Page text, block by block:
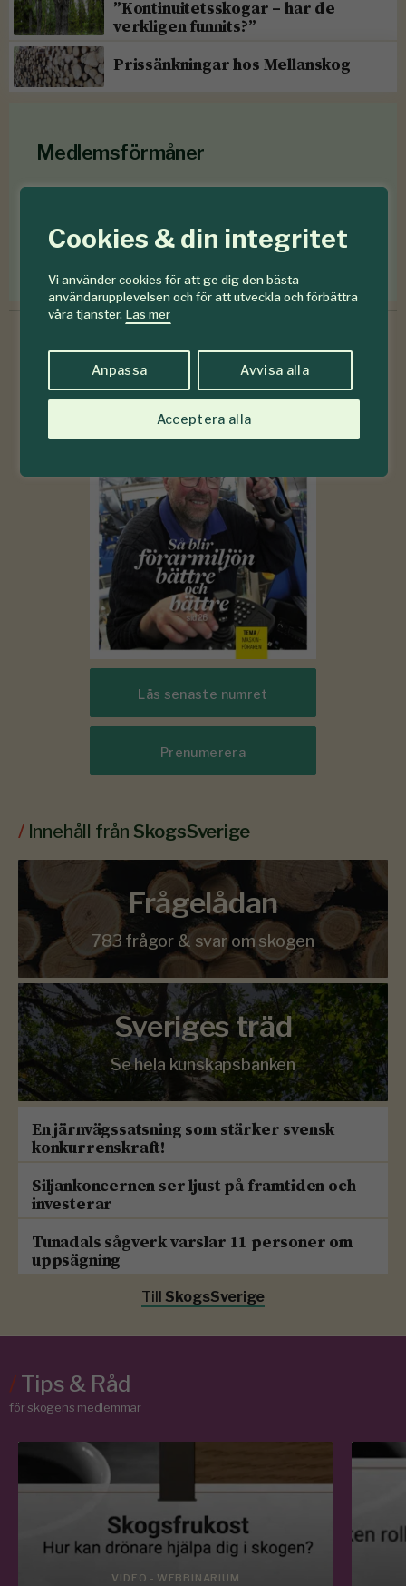
Cookies & din integritet
Vi använder cookies för att ge dig den bästa
användarupplevelsen och för att utveckla och förbättra
våra tjänster. Läs mer
Anpassa Avvisa alla
Acceptera alla
”Kontinuitetsskogar – har de
verkligen funnits?”
Prissänkningar hos Mellanskog
Medlemsförmåner
dagen .
#6-7
Läs senaste numret
Prenumerera
/ Innehåll från SkogsSverige
Frågelådan
783 frågor & svar om skogen
Sveriges träd
Se hela kunskapsbanken
En järnvägssatsning som stärker svensk
konkurrenskraft!
Siljankoncernen ser ljust på framtiden och
investerar
Tunadals sågverk varslar 11 personer om
uppsägning
Till SkogsSverige
/Tips & Råd
för skogens medlemmar
VIDEO - WEBBINARIUM